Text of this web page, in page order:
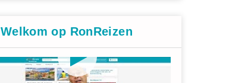
Welkom op RonReizen